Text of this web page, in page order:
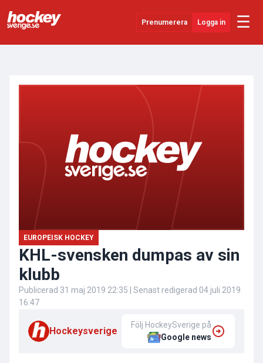
Prenumerera Logga in ☰
EUROPEISK HOCKEY
KHL-svensken dumpas av sin
klubb
Publicerad 31 maj 2019 22:35 | Senast redigerad 04 juli 2019
16:47
Hockeysverige
Följ HockeySverige på
Google news